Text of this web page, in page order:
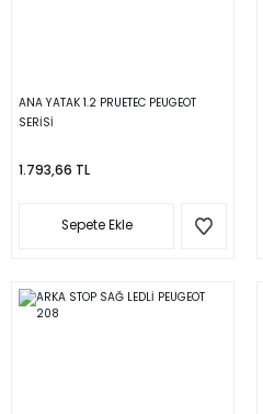
ANA YATAK 1.2 PRUETEC PEUGEOT
SERİSİ
1.793,66 TL
Sepete Ekle